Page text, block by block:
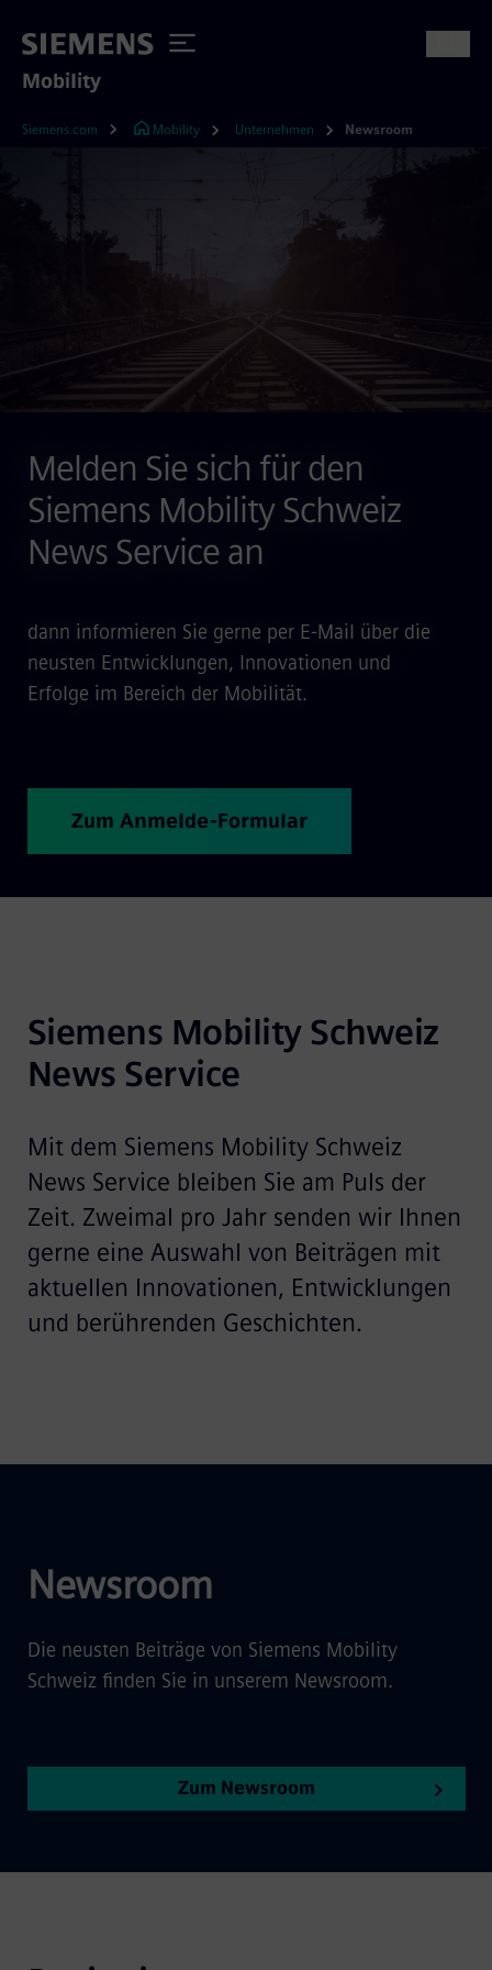
Mobility
Siemens.com Mobility Unternehmen Newsroom
Melden Sie sich für den
Siemens Mobility Schweiz
News Service an
dann informieren Sie gerne per E-Mail über die
neusten Entwicklungen, Innovationen und
Erfolge im Bereich der Mobilität.
Zum Anmelde-Formular
Siemens Mobility Schweiz
News Service
Mit dem Siemens Mobility Schweiz
News Service bleiben Sie am Puls der
Zeit. Zweimal pro Jahr senden wir Ihnen
gerne eine Auswahl von Beiträgen mit
aktuellen Innovationen, Entwicklungen
und berührenden Geschichten.
Newsroom
Die neusten Beiträge von Siemens Mobility
Schweiz finden Sie in unserem Newsroom.
Zum Newsroom